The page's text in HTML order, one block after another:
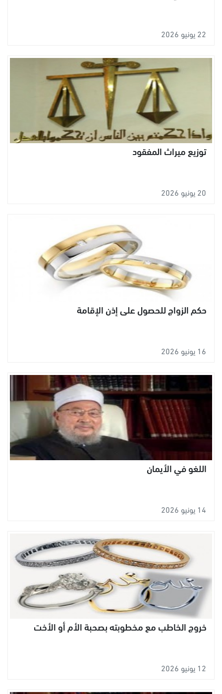
22 يونيو 2026
توزيع ميراث المفقود
20 يونيو 2026
حكم الزواج للحصول على إذن الإقامة
16 يونيو 2026
اللغو في الأيمان
14 يونيو 2026
خروج الخاطب مع مخطوبته بصحبة الأم أو الأخت
12 يونيو 2026